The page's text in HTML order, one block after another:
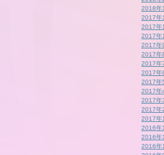
2018年
2017年
2017年
2017年
2017年
2017年
2017年
2017年
2017年
2017年
2017年
2017年
2017年
2016年
2016年
2016年